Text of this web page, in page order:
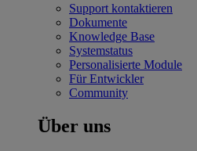
Support kontaktieren
Dokumente
Knowledge Base
Systemstatus
Personalisierte Module
Für Entwickler
Community
Über uns